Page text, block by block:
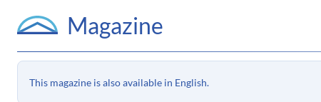
Magazine
This magazine is also available in English.